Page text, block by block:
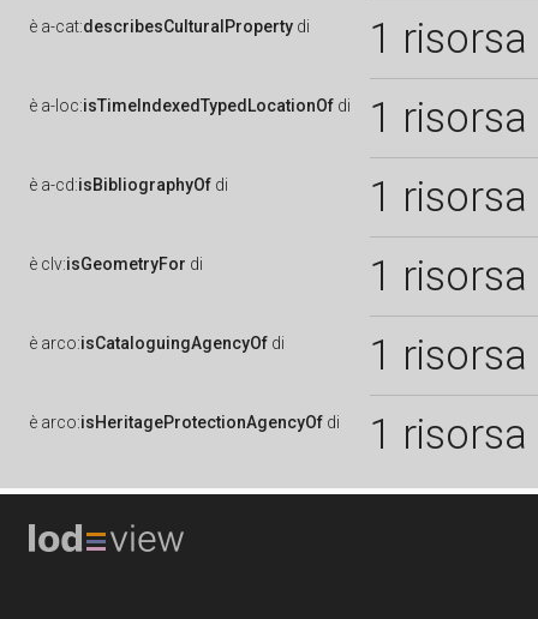
è a-cat:describesCulturalProperty di 1 risorsa
è a-loc:isTimeIndexedTypedLocationOf di 1 risorsa
è a-cd:isBibliographyOf di 1 risorsa
è clv:isGeometryFor di 1 risorsa
è arco:isCataloguingAgencyOf di 1 risorsa
è arco:isHeritageProtectionAgencyOf di 1 risorsa